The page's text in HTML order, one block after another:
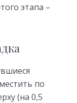
этапа –
по
(на 0,5